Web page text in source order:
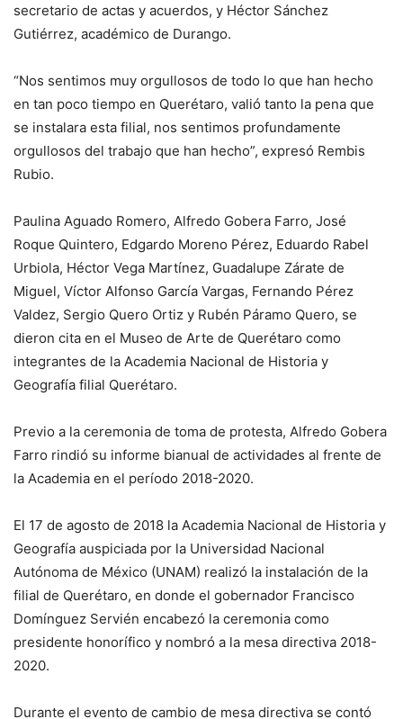
secretario de actas y acuerdos, y Héctor Sánchez
Gutiérrez, académico de Durango.
“Nos sentimos muy orgullosos de todo lo que han hecho
en tan poco tiempo en Querétaro, valió tanto la pena que
se instalara esta filial, nos sentimos profundamente
orgullosos del trabajo que han hecho”, expresó Rembis
Rubio.
Paulina Aguado Romero, Alfredo Gobera Farro, José
Roque Quintero, Edgardo Moreno Pérez, Eduardo Rabel
Urbiola, Héctor Vega Martínez, Guadalupe Zárate de
Miguel, Víctor Alfonso García Vargas, Fernando Pérez
Valdez, Sergio Quero Ortiz y Rubén Páramo Quero, se
dieron cita en el Museo de Arte de Querétaro como
integrantes de la Academia Nacional de Historia y
Geografía filial Querétaro.
Previo a la ceremonia de toma de protesta, Alfredo Gobera
Farro rindió su informe bianual de actividades al frente de
la Academia en el período 2018-2020.
El 17 de agosto de 2018 la Academia Nacional de Historia y
Geografía auspiciada por la Universidad Nacional
Autónoma de México (UNAM) realizó la instalación de la
filial de Querétaro, en donde el gobernador Francisco
Domínguez Servién encabezó la ceremonia como
presidente honorífico y nombró a la mesa directiva 2018-
2020.
Durante el evento de cambio de mesa directiva se contó